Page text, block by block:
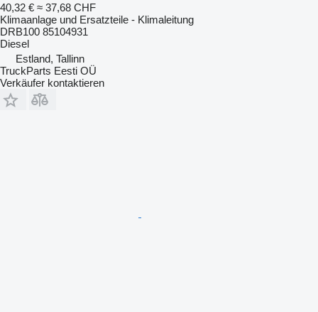
40,32 € ≈ 37,68 CHF
Klimaanlage und Ersatzteile - Klimaleitung
DRB100 85104931
Diesel
Estland, Tallinn
TruckParts Eesti OÜ
Verkäufer kontaktieren